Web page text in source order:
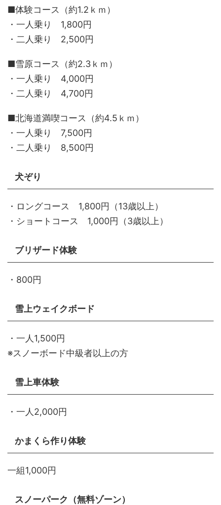
■体験コース（約1.2ｋｍ）
・一人乗り 1,800円
・二人乗り 2,500円
■雪原コース（約2.3ｋｍ）
・一人乗り 4,000円
・二人乗り 4,700円
■北海道満喫コース（約4.5ｋｍ）
・一人乗り 7,500円
・二人乗り 8,500円
犬ぞり
・ロングコース 1,800円（13歳以上）
・ショートコース 1,000円（3歳以上）
ブリザード体験
・800円
雪上ウェイクボード
・一人1,500円
※スノーボード中級者以上の方
雪上車体験
・一人2,000円
かまくら作り体験
一組1,000円
スノーパーク（無料ゾーン）